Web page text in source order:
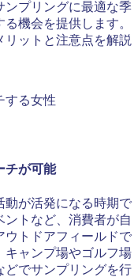
ンプリングに最適な季
機会を提供します。
ットと注意点を解説
チが可能
動が活発になる時期で
トなど、消費者が自
ウトドアフィールドで
キャンプ場やゴルフ場
どでサンプリングを行